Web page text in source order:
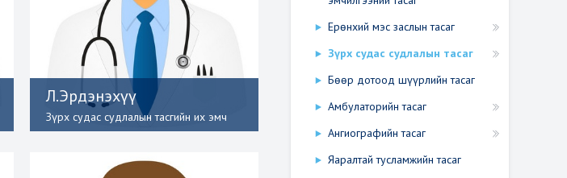
Л.Эрдэнэхүү
Зүрх судас судлалын тасгийн их эмч
Ерөнхий мэс заслын тасаг
Зүрх судас судлалын тасаг
Бөөр дотоод шүүрлийн тасаг
Амбулаторийн тасаг
Ангиографийн тасаг
Яаралтай тусламжийн тасаг